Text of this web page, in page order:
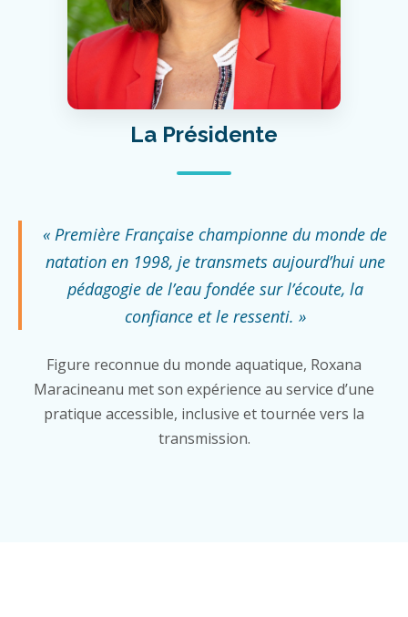
La Présidente
« Première Française championne du monde de
natation en 1998, je transmets aujourd’hui une
pédagogie de l’eau fondée sur l’écoute, la
confiance et le ressenti. »
Figure reconnue du monde aquatique, Roxana
Maracineanu met son expérience au service d’une
pratique accessible, inclusive et tournée vers la
transmission.